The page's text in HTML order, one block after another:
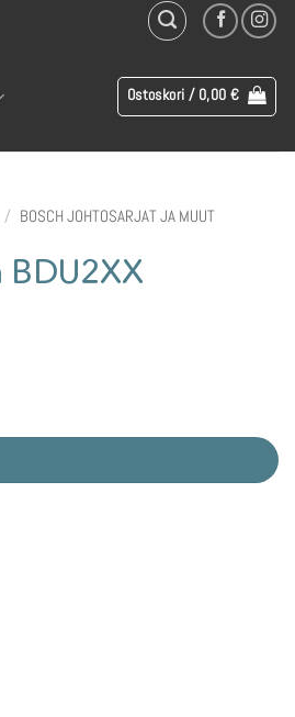
Ostoskori / 0,00 €
/ BOSCH JOHTOSARJAT JA MUUT
BDU2XX